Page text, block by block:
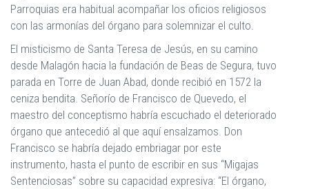
Parroquias era habitual acompañar los oficios religiosos
con las armonías del órgano para solemnizar el culto.
El misticismo de Santa Teresa de Jesús, en su camino
desde Malagón hacia la fundación de Beas de Segura, tuvo
parada en Torre de Juan Abad, donde recibió en 1572 la
ceniza bendita. Señorío de Francisco de Quevedo, el
maestro del conceptismo habría escuchado el deteriorado
órgano que antecedió al que aquí ensalzamos. Don
Francisco se habría dejado embriagar por este
instrumento, hasta el punto de escribir en sus “Migajas
Sentenciosas” sobre su capacidad expresiva: “El órgano,